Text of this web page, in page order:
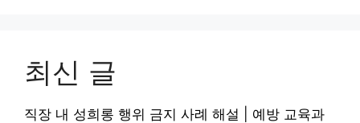
최신 글
직장 내 성희롱 행위 금지 사례 해설 | 예방 교육과